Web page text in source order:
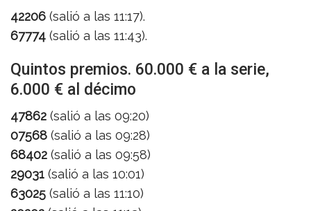
42206 (salió a las 11:17).
67774 (salió a las 11:43).
Quintos premios. 60.000 € a la serie,
6.000 € al décimo
47862 (salió a las 09:20)
07568 (salió a las 09:28)
68402 (salió a las 09:58)
29031 (salió a las 10:01)
63025 (salió a las 11:10)